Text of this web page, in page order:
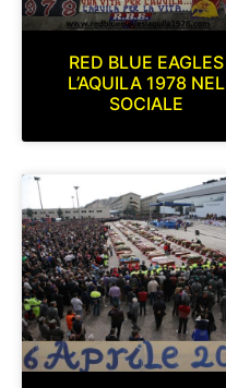
RED BLUE EAGLES
L’AQUILA 1978 NEL
SOCIALE